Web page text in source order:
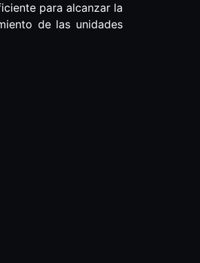
para alcanzar la
de las unidades